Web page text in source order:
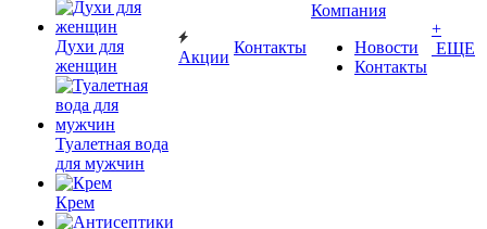
Духи для
женщин
Туалетная вода
для мужчин
Крем
Акции
Контакты
Компания
Новости
Контакты
+
ЕЩЕ